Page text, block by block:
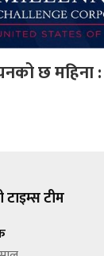
छ महिना
टाइम्स टीम